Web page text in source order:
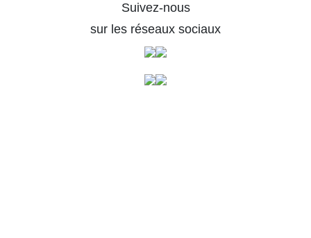
Suivez-nous
sur les réseaux sociaux